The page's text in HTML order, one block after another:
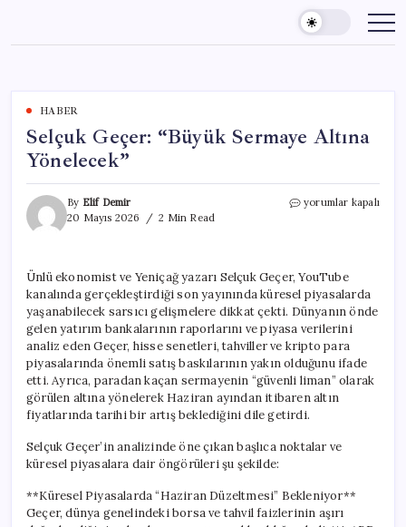
content
HABER
Selçuk Geçer: “Büyük Sermaye Altına
Yönelecek”
By Elif Demir
20 Mayıs 2026
2 Min Read
Selçuk
Yönelecek”
için
yorumlar kapalı
Ünlü ekonomist ve Yeniçağ yazarı Selçuk Geçer, YouTube
kanalında gerçekleştirdiği son yayınında küresel piyasalarda
yaşanabilecek sarsıcı gelişmelere dikkat çekti. Dünyanın önde
gelen yatırım bankalarının raporlarını ve piyasa verilerini
analiz eden Geçer, hisse senetleri, tahviller ve kripto para
piyasalarında önemli satış baskılarının yakın olduğunu ifade
etti. Ayrıca, paradan kaçan sermayenin “güvenli liman” olarak
görülen altına yönelerek Haziran ayından itibaren altın
fiyatlarında tarihi bir artış beklediğini dile getirdi.
Selçuk Geçer’in analizinde öne çıkan başlıca noktalar ve
küresel piyasalara dair öngörüleri şu şekilde:
**Küresel Piyasalarda “Haziran Düzeltmesi” Bekleniyor**
Geçer, dünya genelindeki borsa ve tahvil faizlerinin aşırı